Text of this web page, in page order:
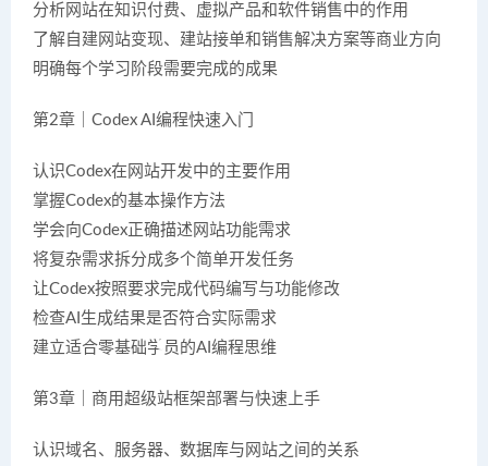
分析网站在知识付费、虚拟产品和软件销售中的作用
了解自建网站变现、建站接单和销售解决方案等商业方向
明确每个学习阶段需要完成的成果
第2章｜Codex AI编程快速入门
认识Codex在网站开发中的主要作用
掌握Codex的基本操作方法
学会向Codex正确描述网站功能需求
将复杂需求拆分成多个简单开发任务
让Codex按照要求完成代码编写与功能修改
检查AI生成结果是否符合实际需求
建立适合零基础学员的AI编程思维
第3章｜商用超级站框架部署与快速上手
认识域名、服务器、数据库与网站之间的关系